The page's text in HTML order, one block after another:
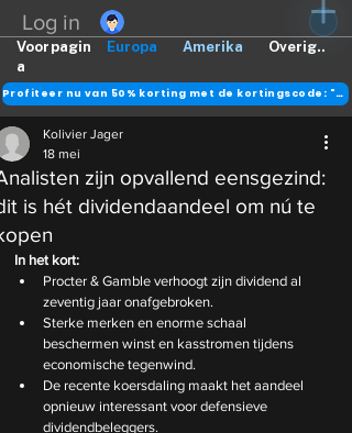
Log in
Europa Amerika Overig..
Voorpagin
a
Profiteer nu van 50% korting met de kortingscode: "DANK"
zijn opvallend eensgezind:
is hét dividendaandeel om nú te
Kolivier Jager
18 mei
In het kort:
Procter & Gamble verhoogt zijn dividend al
zeventig jaar onafgebroken.
Sterke merken en enorme schaal
beschermen winst en kasstromen tijdens
economische tegenwind.
De recente koersdaling maakt het aandeel
opnieuw interessant voor defensieve
dividendbeleggers.